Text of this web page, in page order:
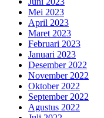
Mei 2023
April 2023
Maret 2023
Februari 2023
Januari 2023
Desember 2022
November 2022
Oktober 2022
September 2022
Agustus 2022